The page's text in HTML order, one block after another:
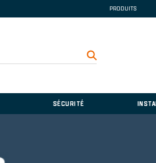
PRODUITS
SÉCURITÉ